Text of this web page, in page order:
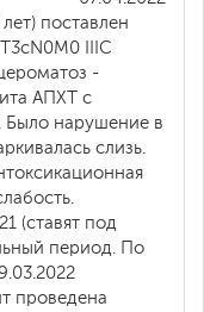
поставлен
IIIC
-
АПХТ с
Было нарушение в
слизь.
(ставят под
период. По
проведена